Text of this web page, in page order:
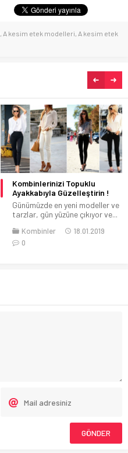
A kesim etek modelleri A kesim etek
Yırtmaçlı Kot Etek Kombinleri
Kot etek her sene moda olan ve
modası asla geçmeyen...
Kombinler
07.04.2020
0